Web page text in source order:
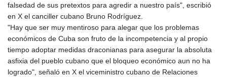
falsedad de sus pretextos para agredir a nuestro país", escribió
en X el canciller cubano Bruno Rodríguez.
"Hay que ser muy mentiroso para alegar que los problemas
económicos de Cuba son fruto de la incompetencia y al propio
tiempo adoptar medidas draconianas para asegurar la absoluta
asfixia del pueblo cubano que el bloqueo económico aun no ha
logrado", señaló en X el viceministro cubano de Relaciones